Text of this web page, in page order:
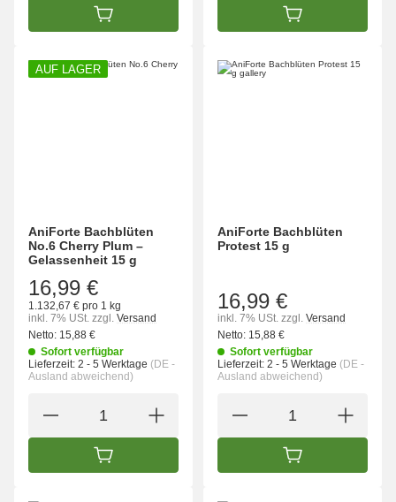
IN DEN WARENKORB IN DEN
AUF LAGER
AniForte Bachblüten
No.6 Cherry Plum –
Gelassenheit 15 g
16,99 €
1.132,67 € pro 1 kg
inkl. 7% USt. zzgl. Versand
Netto: 15,88 €
Sofort verfügbar
Lieferzeit: 2 - 5 Werktage (DE -
Ausland abweichend)
IN DEN WARENKORB
AniForte Bachblüten
Protest 15 g
16,99 €
inkl. 7% USt. zzgl. Versand
Netto: 15,88 €
Sofort verfügbar
Lieferzeit: 2 - 5 Werktage (DE -
Ausland abweichend)
IN DEN